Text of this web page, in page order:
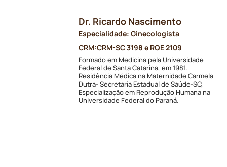
Dr. Ricardo Nascimento
Especialidade: Ginecologista
CRM:CRM-SC 3198 e RQE 2109
Formado em Medicina pela Universidade
Federal de Santa Catarina, em 1981.
Residência Médica na Maternidade Carmela
Dutra- Secretaria Estadual de Saúde-SC,
Especialização em Reprodução Humana na
Universidade Federal do Paraná.